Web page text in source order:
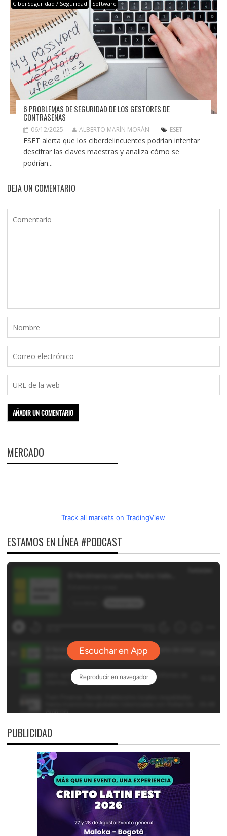
CiberSeguridad / Seguridad Software
6 PROBLEMAS DE SEGURIDAD DE LOS GESTORES DE
CONTRASEÑAS
06/12/2025 ALBERTO MARÍN MORÁN ESET
ESET alerta que los ciberdelincuentes podrían intentar
descifrar las claves maestras y analiza cómo se
podrían...
DEJA UN COMENTARIO
MERCADO
Track all markets on TradingView
ESTAMOS EN LÍNEA #PODCAST
PUBLICIDAD